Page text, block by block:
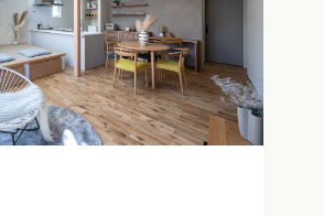
鹿児島県沖縄県